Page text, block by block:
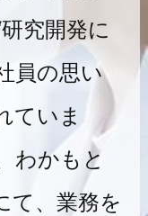
研究開発に
員の思い
ていま
わかもと
、 業務を